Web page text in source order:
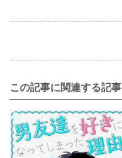
この記事に関連する記事